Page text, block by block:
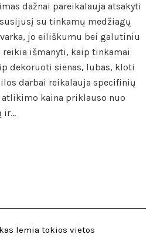
dažnai pareikalauja atsakyti
su tinkamų medžiagų
jo eiliškumu bei galutiniu
reikia išmanyti, kaip tinkamai
dekoruoti sienas, lubas, kloti
darbai reikalauja specifinių
kaina priklauso nuo
ir…
lemia tokios vietos